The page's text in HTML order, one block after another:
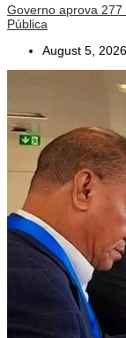
Governo aprova
Pública
August 5, 2026